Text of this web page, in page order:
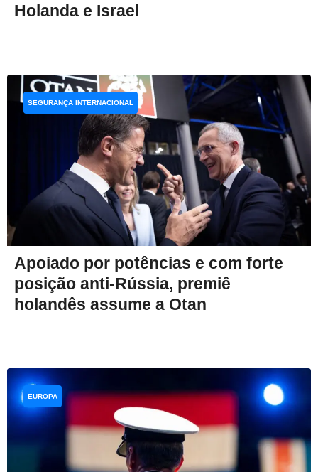
Holanda e Israel
Apoiado por potências e com forte
posição anti-Rússia, premiê
holandês assume a Otan
SEGURANÇA INTERNACIONAL
EUROPA